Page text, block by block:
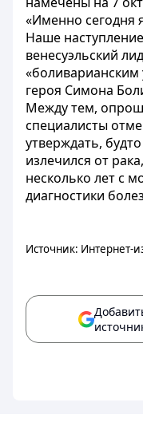
«Именно сегодня
Наше
венесуэльский
«боливарианским
героя Симона
Между тем,
специалисты
утверждать,
излечился от
несколько лет с
диагностики
Источник: Интернет-